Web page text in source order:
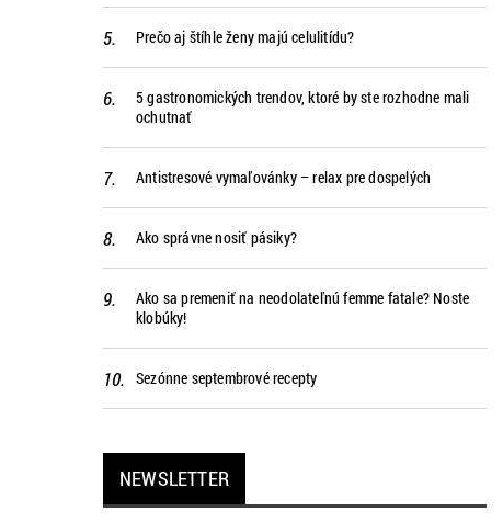
Prečo aj štíhle ženy majú celulitídu?
5 gastronomických trendov, ktoré by ste rozhodne mali
ochutnať
Antistresové vymaľovánky – relax pre dospelých
Ako správne nosiť pásiky?
Ako sa premeniť na neodolateľnú femme fatale? Noste
klobúky!
Sezónne septembrové recepty
NEWSLETTER